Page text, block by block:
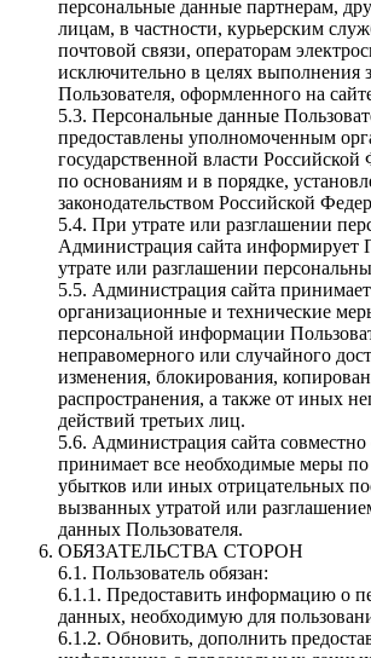
персональные данные партнерам,
лицам, в частности, курьерским
почтовой связи, операторам
исключительно в целях выполнения
Пользователя, оформленного на
5.3. Персональные данные
предоставлены уполномоченным
государственной власти Российской
по основаниям и в порядке,
законодательством Российской
5.4. При утрате или разглашении
Администрация сайта информирует
утрате или разглашении
5.5. Администрация сайта
организационные и технические
персональной информации
неправомерного или случайного
изменения, блокирования,
распространения, а также от иных
действий третьих лиц.
5.6. Администрация сайта совместно
принимает все необходимые меры
убытков или иных отрицательных
вызванных утратой или
данных Пользователя.
ОБЯЗАТЕЛЬСТВА СТОРОН
6.1. Пользователь обязан:
6.1.1. Предоставить информацию о
данных, необходимую для
6.1.2. Обновить, дополнить